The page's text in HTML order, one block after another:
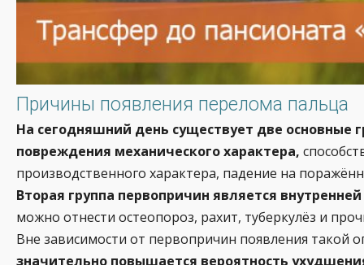
Причины появления перелома пальца
На сегодняшний день существует две основные
повреждения механического характера,
производственного характера, падение на
Вторая группа первопричин является
можно отнести остеопороз, рахит, туберкулёз и
Вне зависимости от первопричин появления такой
значительно повышается вероятность